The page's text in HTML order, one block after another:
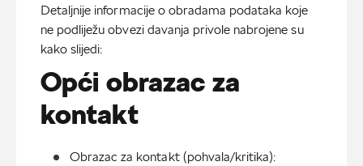
Detaljnije informacije o obradama podataka koje
ne podliježu obvezi davanja privole nabrojene su
kako slijedi:
Opći obrazac za
kontakt
Obrazac za kontakt (pohvala/kritika):